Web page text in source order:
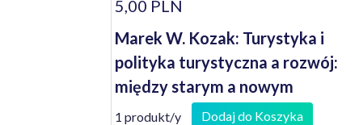
5,00 PLN
Marek W. Kozak: Turystyka i
polityka turystyczna a rozwój:
między starym a nowym
paradygmatem
1 produkt/y Dodaj do Koszyka